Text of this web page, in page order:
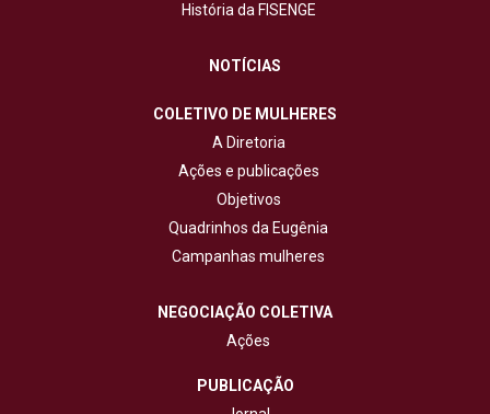
História da FISENGE
NOTÍCIAS
COLETIVO DE MULHERES
A Diretoria
Ações e publicações
Objetivos
Quadrinhos da Eugênia
Campanhas mulheres
NEGOCIAÇÃO COLETIVA
Ações
PUBLICAÇÃO